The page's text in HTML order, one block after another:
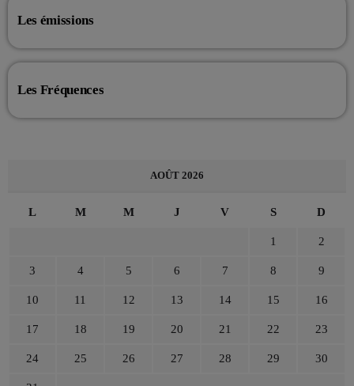
Les émissions
Les Fréquences
AOÛT 2026
L M M J V S D
1 2
3 4 5 6 7 8 9
10 11 12 13 14 15 16
17 18 19 20 21 22 23
24 25 26 27 28 29 30